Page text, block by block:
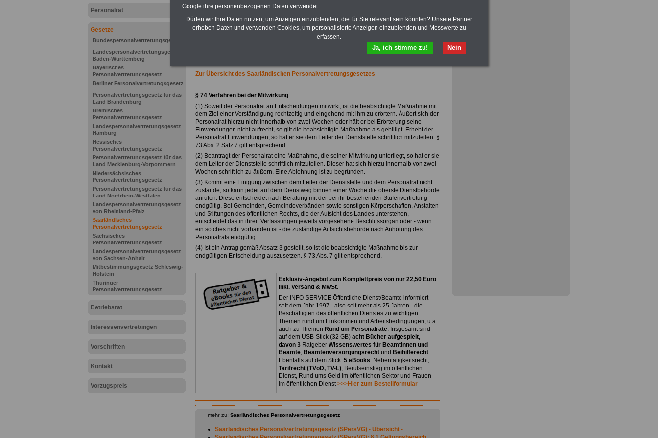
Personalrat
Gesetze
Bundespersonalvertretungsgesetz
Landespersonalvertretungsgesetz
Baden-Württemberg
Bayerisches
Personalvertretungsgesetz
Berliner Personalvertretungsgesetz
Personalvertretungsgesetz für das
Land Brandenburg
Bremisches
Personalvertretungsgesetz
Landespersonalvertretungsgesetz
Hamburg
Hessisches
Personalvertretungsgesetz
Personalvertretungsgesetz für das
Land Mecklenburg-Vorpommern
Niedersächsisches
Personalvertretungsgesetz
Personalvertretungsgesetz für das
Land Nordrhein-Westfalen
Landespersonalvertretungsgesetz
von Rheinland-Pfalz
Saarländisches
Personalvertretungsgesetz
Sächsisches
Personalvertretungsgesetz
Landespersonalvertretungsgesetz
von Sachsen-Anhalt
Mitbestimmungsgesetz Schleswig-
Holstein
Thüringer
Personalvertretungsgesetz
Betriebsrat
Interessenvertretungen
Vorschriften
Kontakt
Vorzugspreis
Bund, Länder und Kommunen.
>>>Hier zur Bestellung des
Zur Übersicht des Saarländischen Personalvertretungsgesetzes
§ 74 Verfahren bei der Mitwirkung
(1) Soweit der Personalrat an Entscheidungen mitwirkt, ist die beabsichtigte Maßnahme mit
dem Ziel einer Verständigung rechtzeitig und eingehend mit ihm zu erörtern. Äußert sich der
Personalrat hierzu nicht innerhalb von zwei Wochen oder hält er bei Erörterung seine
Einwendungen nicht aufrecht, so gilt die beabsichtigte Maßnahme als gebilligt. Erhebt der
Personalrat Einwendungen, so hat er sie dem Leiter der Dienststelle schriftlich mitzuteilen. §
73 Abs. 2 Satz 7 gilt entsprechend.
(2) Beantragt der Personalrat eine Maßnahme, die seiner Mitwirkung unterliegt, so hat er sie
dem Leiter der Dienststelle schriftlich mitzuteilen. Dieser hat sich hierzu innerhalb von zwei
Wochen schriftlich zu äußern. Eine Ablehnung ist zu begründen.
(3) Kommt eine Einigung zwischen dem Leiter der Dienststelle und dem Personalrat nicht
zustande, so kann jeder auf dem Dienstweg binnen einer Woche die oberste Dienstbehörde
anrufen. Diese entscheidet nach Beratung mit der bei ihr bestehenden Stufenvertretung
endgültig. Bei Gemeinden, Gemeindeverbänden sowie sonstigen Körperschaften, Anstalten
und Stiftungen des öffentlichen Rechts, die der Aufsicht des Landes unterstehen,
entscheidet das in ihren Verfassungen jeweils vorgesehene Beschlussorgan oder - wenn
ein solches nicht vorhanden ist - die zuständige Aufsichtsbehörde nach Anhörung des
Personalrats endgültig.
(4) Ist ein Antrag gemäß Absatz 3 gestellt, so ist die beabsichtigte Maßnahme bis zur
endgültigen Entscheidung auszusetzen. § 73 Abs. 7 gilt entsprechend.
Exklusiv-Angebot zum Komplettpreis von nur 22,50 Euro
inkl. Versand & MwSt.
Der INFO-SERVICE Öffentliche Dienst/Beamte informiert
seit dem Jahr 1997 - also seit mehr als 25 Jahren - die
Beschäftigten des öffentlichen Dienstes zu wichtigen
Themen rund um Einkommen und Arbeitsbedingungen, u.a.
auch zu Themen Rund um Personalräte. Insgesamt sind
auf dem USB-Stick (32 GB) acht Bücher aufgespielt,
davon 3 Ratgeber Wissenswertes für Beamtinnen und
Beamte, Beamtenversorgungsrecht und Beihilferecht.
Ebenfalls auf dem Stick: 5 eBooks: Nebentätigkeitsrecht,
Tarifrecht (TVöD, TV-L), Berufseinstieg im öffentlichen
Dienst, Rund ums Geld im öffentlichen Sektor und Frauen
im öffentlichen Dienst>>>Hier zum Bestellformular
mehr zu: Saarländisches Personalvertretungsgesetz
Saarländisches Personalvertretungsgesetz (SPersVG) - Übersicht -
Google ihre personenbezogenen Daten verwendet.
Dürfen wir Ihre Daten nutzen, um Anzeigen einzublenden, die für Sie relevant sein könnten? Unsere Partner
erheben Daten und verwenden Cookies, um personalisierte Anzeigen einzublenden und Messwerte zu
erfassen.
Nein
Ja, ich stimme zu!